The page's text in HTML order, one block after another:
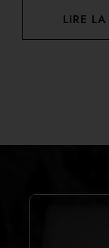
LIRE LA